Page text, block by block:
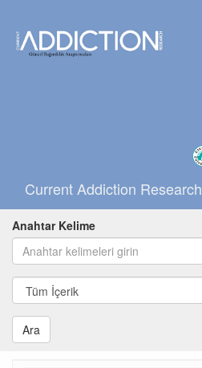
Current Addiction Research
Anahtar Kelime
Ara